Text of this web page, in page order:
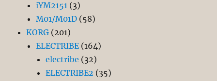
iYM2151 (3)
M01/M01D (58)
KORG (201)
ELECTRIBE (164)
electribe (32)
ELECTRIBE2 (35)